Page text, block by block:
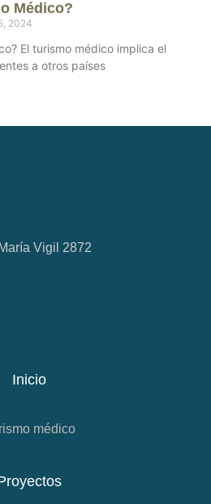
Médico?
2024
El turismo médico implica el
a otros países
Vigil 2872
Inicio
médico